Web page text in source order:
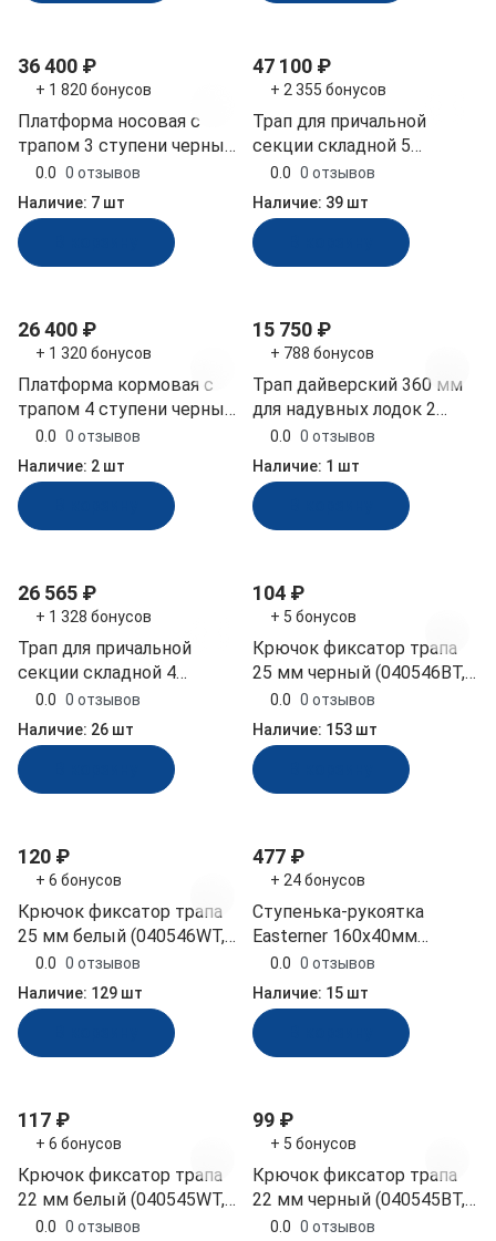
е
л
я
т
р
а
п
о
в
е
с
и
е
ч
н
о
й
к
и
36 400 ₽
+ 1 820 бонусов
Платформа носовая с
трапом 3 ступени черные
(040245BT)
0.0 0 отзывов
Наличие: 7 шт
47 100 ₽
+ 2 355 бонусов
Трап для причальной
секции складной 5
ступеней ироко 500 мм
(040152T)
0.0 0 отзывов
Наличие: 39 шт
26 400 ₽
+ 1 320 бонусов
Платформа кормовая с
трапом 4 ступени черные
(040204BT, 10269508)
0.0 0 отзывов
Наличие: 2 шт
15 750 ₽
+ 788 бонусов
Трап дайверский 360 мм
для надувных лодок 2
белые ступени (040115WT,
10269371)
0.0 0 отзывов
Наличие: 1 шт
26 565 ₽
+ 1 328 бонусов
Трап для причальной
секции складной 4
ступени ироко 400 мм
(040151T, 10268761)
0.0 0 отзывов
Наличие: 26 шт
104 ₽
+ 5 бонусов
Крючок фиксатор трапа
25 мм черный (040546BT,
10269481)
0.0 0 отзывов
Наличие: 153 шт
120 ₽
+ 6 бонусов
Крючок фиксатор трапа
25 мм белый (040546WT,
10269483)
0.0 0 отзывов
Наличие: 129 шт
477 ₽
+ 24 бонусов
Ступенька-рукоятка
Easterner 160х40мм
пластмассовая (C12014)
0.0 0 отзывов
Наличие: 15 шт
117 ₽
+ 6 бонусов
Крючок фиксатор трапа
22 мм белый (040545WT,
10269473)
0.0 0 отзывов
99 ₽
+ 5 бонусов
Крючок фиксатор трапа
22 мм черный (040545BT,
10269485)
0.0 0 отзывов